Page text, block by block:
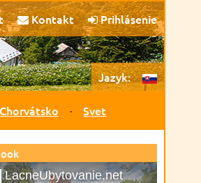
Kontakt Prihlásenie
Jazyk:
Chorvátsko Svet
LacneUbytovanie.net